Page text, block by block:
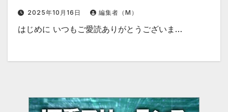
2025年10月16日 編集者（M）
はじめに いつもご愛読ありがとうございま…